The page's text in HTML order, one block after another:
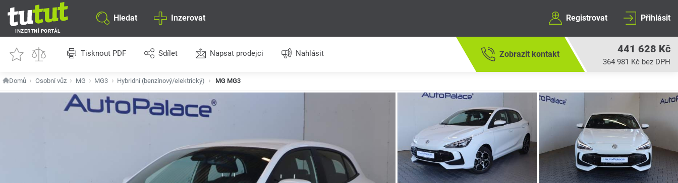
INZERTNÍ PORTÁL
Hledat Inzerovat Registrovat Přihlásit
Tisknout PDF Sdílet Napsat prodejci Nahlásit 441 628 Kč
364 981 Kč bez DPH
Zobrazit kontakt
Domů Osobní vůz MG MG3 Hybridní (benzínový/elektrický) MG MG3